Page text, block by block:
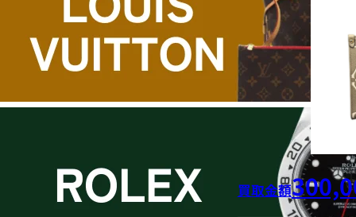
買取金額